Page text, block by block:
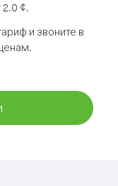
¢.
и звоните в